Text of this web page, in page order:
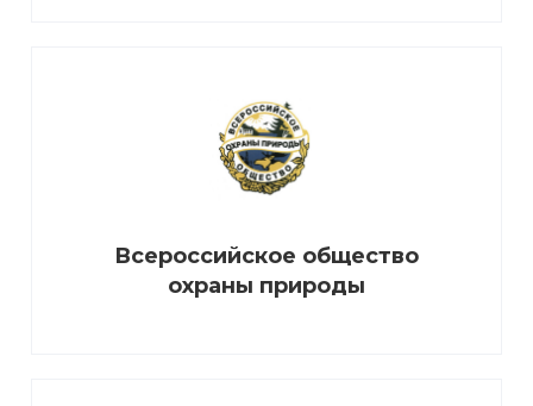
Всероссийское общество
охраны природы